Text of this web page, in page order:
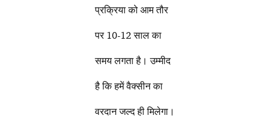
प्रक्रिया को आम तौर
पर 10-12 साल का
समय लगता है। उम्मीद
है कि हमें वैक्सीन का
वरदान जल्द ही मिलेगा।